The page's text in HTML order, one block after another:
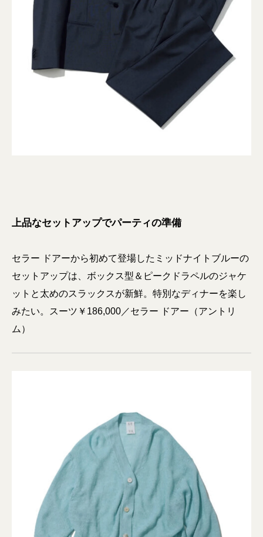
上品なセットアップでパーティの準備
セラー ドアーから初めて登場したミッドナイトブルーの
セットアップは、ボックス型＆ピークドラペルのジャケ
ットと太めのスラックスが新鮮。特別なディナーを楽し
みたい。スーツ￥186,000／セラー ドアー（アントリ
ム）